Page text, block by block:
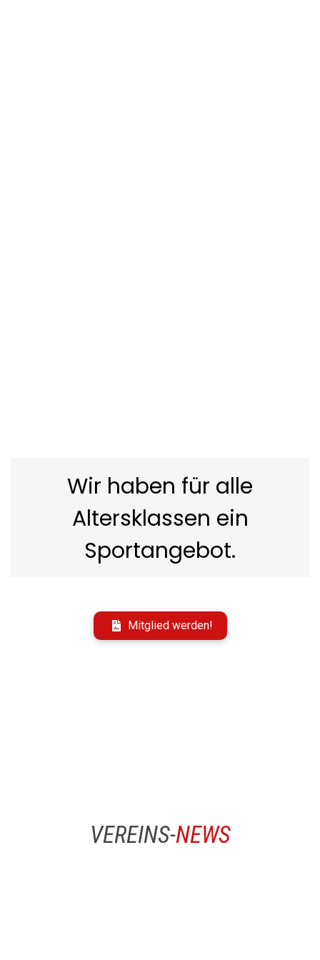
Wir haben für alle
Altersklassen ein
Sportangebot.
Mitglied werden!
VEREINS-NEWS